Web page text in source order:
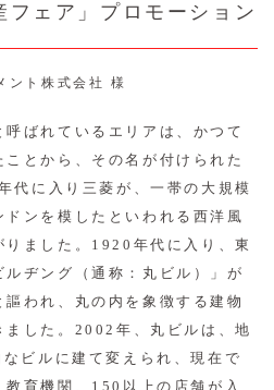
ェア」プロモーション
ント株式会社 様
ばれているエリアは、かつて
とから、その名が付けられた
代に入り三菱が、一帯の大規模
ンを模したといわれる西洋風
ました。1920年代に入り、東
ヂング（通称：丸ビル）」が
われ、丸の内を象徴する建物
ました。2002年、丸ビルは、地
ビルに建て変えられ、現在で
育機関、150以上の店舗が入